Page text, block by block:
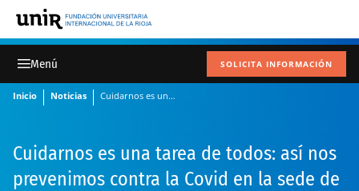
SOLICITA INFORMACIÓN
Inicio Noticias Cuidarnos es una tarea de todos: así nos prevenimos contra la Covid en la sede de la Fundación Internacional de La Rioja
Cuidarnos es una tarea de todos: así nos
prevenimos contra la Covid en la sede de